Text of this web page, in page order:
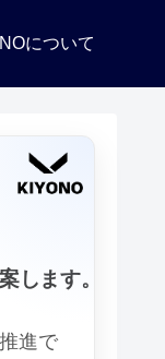
について
します。
進で